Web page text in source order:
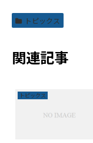
トピックス
関連記事
トピックス